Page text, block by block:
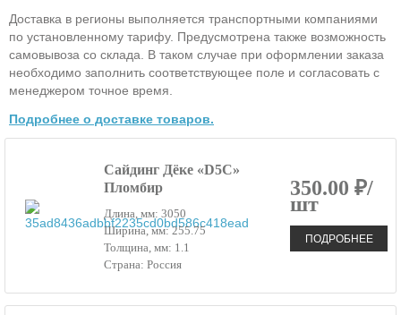
Доставка в регионы выполняется транспортными компаниями
по установленному тарифу. Предусмотрена также возможность
самовывоза со склада. В таком случае при оформлении заказа
необходимо заполнить соответствующее поле и согласовать с
менеджером точное время.
Подробнее о доставке товаров.
Сайдинг Дёке «D5C»
Пломбир
Длина, мм: 3050
Ширина, мм: 255.75
Толщина, мм: 1.1
Страна: Россия
350.00 ₽/
шт
ПОДРОБНЕЕ